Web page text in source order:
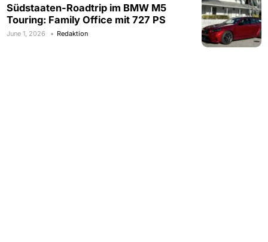
Südstaaten-Roadtrip im BMW M5
Touring: Family Office mit 727 PS
June 1, 2026 Redaktion